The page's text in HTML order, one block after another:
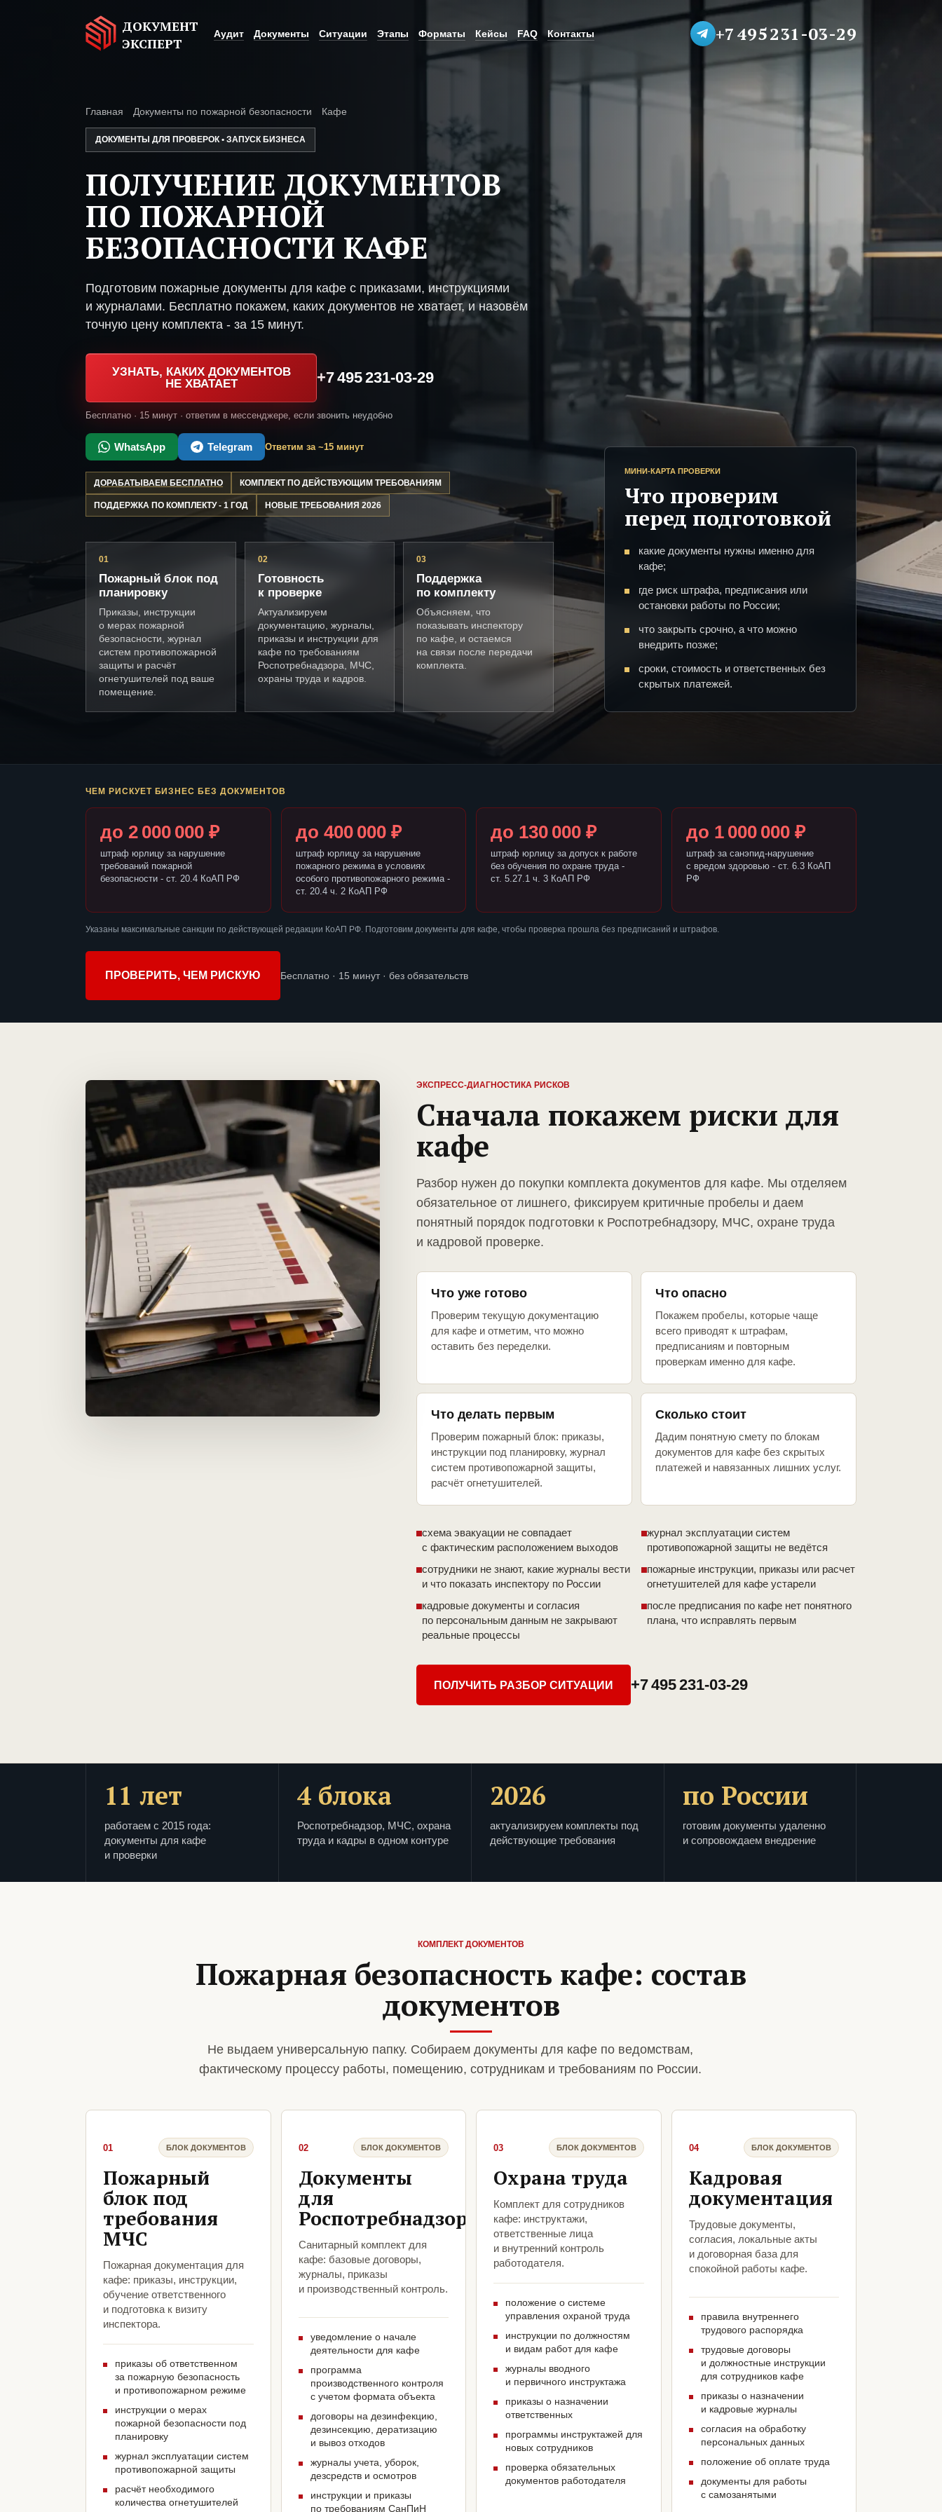
ДОКУМЕНТ
ЭКСПЕРТ
Аудит Документы Ситуации Этапы Форматы Кейсы FAQ Контакты +7 495 231-03-29
Главная Документы по пожарной безопасности Кафе
ДОКУМЕНТЫ ДЛЯ ПРОВЕРОК • ЗАПУСК БИЗНЕСА
ПОЛУЧЕНИЕ ДОКУМЕНТОВ
ПО ПОЖАРНОЙ
БЕЗОПАСНОСТИ КАФЕ
Подготовим пожарные документы для кафе с приказами, инструкциями
и журналами. Бесплатно покажем, каких документов не хватает, и назовём
точную цену комплекта - за 15 минут.
УЗНАТЬ, КАКИХ ДОКУМЕНТОВ
НЕ ХВАТАЕТ
+7 495 231-03-29
Бесплатно · 15 минут · ответим в мессенджере, если звонить неудобно
WhatsApp Telegram Ответим за ~15 минут
ДОРАБАТЫВАЕМ БЕСПЛАТНО КОМПЛЕКТ ПО ДЕЙСТВУЮЩИМ ТРЕБОВАНИЯМ
ПОДДЕРЖКА ПО КОМПЛЕКТУ - 1 ГОД НОВЫЕ ТРЕБОВАНИЯ 2026
01
Пожарный блок под
планировку
Приказы, инструкции
о мерах пожарной
безопасности, журнал
систем противопожарной
защиты и расчёт
огнетушителей под ваше
помещение.
02
Готовность
к проверке
Актуализируем
документацию, журналы,
приказы и инструкции для
кафе по требованиям
Роспотребнадзора, МЧС,
охраны труда и кадров.
03
Поддержка
по комплекту
Объясняем, что
показывать инспектору
по кафе, и остаемся
на связи после передачи
комплекта.
МИНИ-КАРТА ПРОВЕРКИ
Что проверим
перед подготовкой
какие документы нужны именно для
кафе;
где риск штрафа, предписания или
остановки работы по России;
что закрыть срочно, а что можно
внедрить позже;
сроки, стоимость и ответственных без
скрытых платежей.
ЧЕМ РИСКУЕТ БИЗНЕС БЕЗ ДОКУМЕНТОВ
до 2 000 000 ₽
штраф юрлицу за нарушение
требований пожарной
безопасности - ст. 20.4 КоАП РФ
до 400 000 ₽
штраф юрлицу за нарушение
пожарного режима в условиях
особого противопожарного режима -
ст. 20.4 ч. 2 КоАП РФ
до 130 000 ₽
штраф юрлицу за допуск к работе
без обучения по охране труда -
ст. 5.27.1 ч. 3 КоАП РФ
до 1 000 000 ₽
штраф за санэпид-нарушение
с вредом здоровью - ст. 6.3 КоАП
РФ
Указаны максимальные санкции по действующей редакции КоАП РФ. Подготовим документы для кафе, чтобы проверка прошла без предписаний и штрафов.
ПРОВЕРИТЬ, ЧЕМ РИСКУЮ Бесплатно · 15 минут · без обязательств
ЭКСПРЕСС-ДИАГНОСТИКА РИСКОВ
Сначала покажем риски для
кафе
Разбор нужен до покупки комплекта документов для кафе. Мы отделяем
обязательное от лишнего, фиксируем критичные пробелы и даем
понятный порядок подготовки к Роспотребнадзору, МЧС, охране труда
и кадровой проверке.
Что уже готово
Проверим текущую документацию
для кафе и отметим, что можно
оставить без переделки.
Что опасно
Покажем пробелы, которые чаще
всего приводят к штрафам,
предписаниям и повторным
проверкам именно для кафе.
Что делать первым
Проверим пожарный блок: приказы,
инструкции под планировку, журнал
систем противопожарной защиты,
расчёт огнетушителей.
Сколько стоит
Дадим понятную смету по блокам
документов для кафе без скрытых
платежей и навязанных лишних услуг.
схема эвакуации не совпадает
с фактическим расположением выходов
журнал эксплуатации систем
противопожарной защиты не ведётся
сотрудники не знают, какие журналы вести
и что показать инспектору по России
пожарные инструкции, приказы или расчет
огнетушителей для кафе устарели
кадровые документы и согласия
по персональным данным не закрывают
реальные процессы
после предписания по кафе нет понятного
плана, что исправлять первым
ПОЛУЧИТЬ РАЗБОР СИТУАЦИИ +7 495 231-03-29
11 лет
работаем с 2015 года:
документы для кафе
и проверки
4 блока
Роспотребнадзор, МЧС, охрана
труда и кадры в одном контуре
2026
актуализируем комплекты под
действующие требования
по России
готовим документы удаленно
и сопровождаем внедрение
КОМПЛЕКТ ДОКУМЕНТОВ
Пожарная безопасность кафе: состав
документов
Не выдаем универсальную папку. Собираем документы для кафе по ведомствам,
фактическому процессу работы, помещению, сотрудникам и требованиям по России.
01 БЛОК ДОКУМЕНТОВ
Пожарный
блок под
требования
МЧС
Пожарная документация для
кафе: приказы, инструкции,
обучение ответственного
и подготовка к визиту
инспектора.
приказы об ответственном
за пожарную безопасность
и противопожарном режиме
инструкции о мерах
пожарной безопасности под
планировку
журнал эксплуатации систем
противопожарной защиты
расчёт необходимого
количества огнетушителей
02 БЛОК ДОКУМЕНТОВ
Документы
для
Роспотребнадзора
Санитарный комплект для
кафе: базовые договоры,
журналы, приказы
и производственный контроль.
уведомление о начале
деятельности для кафе
программа
производственного контроля
с учетом формата объекта
договоры на дезинфекцию,
дезинсекцию, дератизацию
и вывоз отходов
журналы учета, уборок,
дезсредств и осмотров
инструкции и приказы
по требованиям СанПиН
03 БЛОК ДОКУМЕНТОВ
Охрана труда
Комплект для сотрудников
кафе: инструктажи,
ответственные лица
и внутренний контроль
работодателя.
положение о системе
управления охраной труда
инструкции по должностям
и видам работ для кафе
журналы вводного
и первичного инструктажа
приказы о назначении
ответственных
программы инструктажей для
новых сотрудников
проверка обязательных
документов работодателя
04 БЛОК ДОКУМЕНТОВ
Кадровая
документация
Трудовые документы,
согласия, локальные акты
и договорная база для
спокойной работы кафе.
правила внутреннего
трудового распорядка
трудовые договоры
и должностные инструкции
для сотрудников кафе
приказы о назначении
и кадровые журналы
согласия на обработку
персональных данных
положение об оплате труда
документы для работы
с самозанятыми